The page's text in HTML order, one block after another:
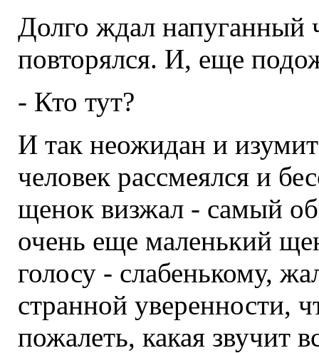
Долго ждал напуганный
повторялся. И, еще
- Кто тут?
И так неожидан и
человек рассмеялся и
щенок визжал - самый
очень еще маленький
голосу - слабенькому,
странной уверенности,
пожалеть, какая звучит